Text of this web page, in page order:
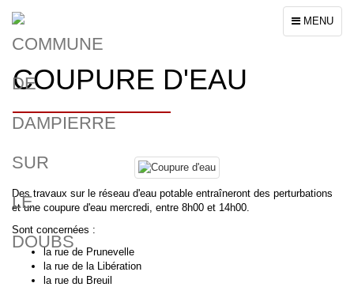
Toggle
navigation
MENU
COUPURE D'EAU
Des travaux sur le réseau d'eau potable entraîneront des perturbations
et une coupure d'eau mercredi, entre 8h00 et 14h00.
Sont concernées :
la rue de Prunevelle
la rue de la Libération
la rue du Breuil